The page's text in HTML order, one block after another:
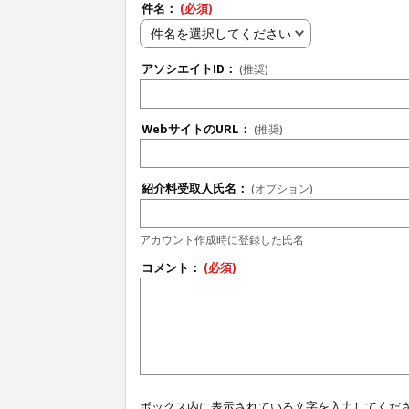
件名： (必須)
件名を選択してください
アソシエイトID： (推奨)
WebサイトのURL： (推奨)
紹介料受取人氏名： (オプション)
アカウント作成時に登録した氏名
コメント： (必須)